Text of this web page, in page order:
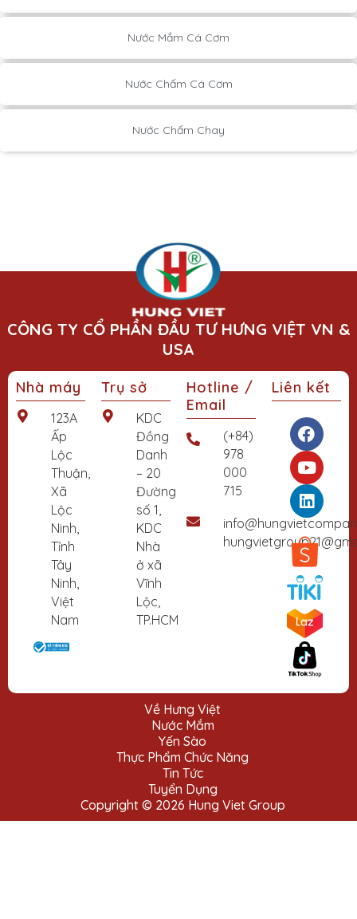
Nước Mắm Cá Cơm
Nước Chấm Cá Cơm
Nước Chấm Chay
CÔNG TY CỔ PHẦN ĐẦU TƯ HƯNG VIỆT VN &
USA
Nhà máy
123A
Ấp
Lộc
Thuận,
Xã
Lộc
Ninh,
Tỉnh
Tây
Ninh,
Việt
Nam
Trụ sở
KDC
Đồng
Danh
– 20
Đường
số 1,
KDC
Nhà
ở xã
Vĩnh
Lộc,
TP.HCM
Hotline /
Email
(+84)
978
000
715
Liên kết
F
a
c
e
b
o
o
k
Y
o
u
t
u
b
e
L
i
n
k
e
d
i
n
Về Hưng Việt
Nước Mắm
Yến Sào
Thực Phẩm Chức Năng
Tin Tức
Tuyển Dụng
Copyright © 2026 Hung Viet Group